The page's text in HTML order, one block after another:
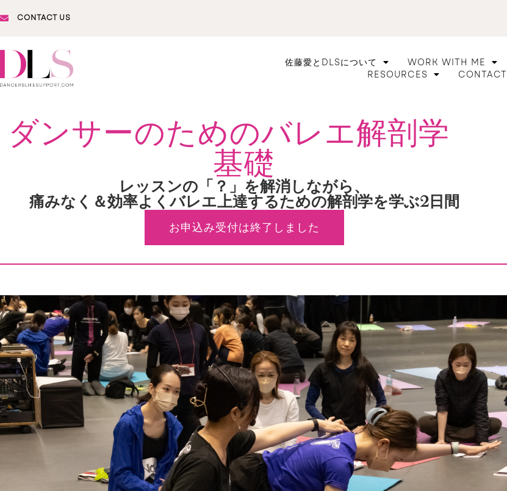
CONTACT US
佐藤愛とDLSについて
WORK WITH ME
RESOURCES
CONTACT
ダンサーのためのバレエ解剖学
基礎
レッスンの「？」を解消しながら、
痛みなく＆効率よくバレエ上達するための解剖学を学ぶ2日間
お申込み受付は終了しました